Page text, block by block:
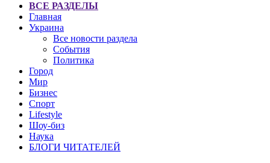
ВСЕ РАЗДЕЛЫ
Главная
Украина
Все новости раздела
События
Политика
Город
Мир
Бизнес
Спорт
Lifestyle
Шоу-биз
Наука
БЛОГИ ЧИТАТЕЛЕЙ